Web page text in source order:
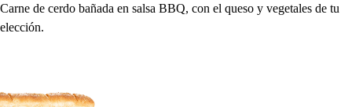
Carne de cerdo bañada en salsa BBQ, con el queso y vegetales de tu
elección.